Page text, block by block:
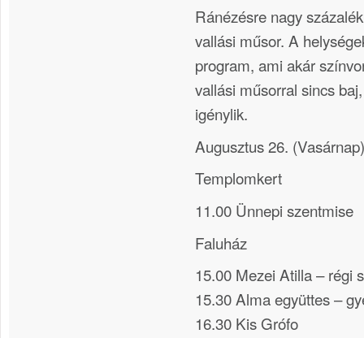
Ránézésre nagy
vallási műsor. A
program, ami akár
vallási műsorral sincs
igénylik.
Augusztus 26. (Vasárnap)
Templomkert
11.00 Ünnepi szentmise
Faluház
15.00 Mezei Atilla – régi
15.30 Alma együttes –
16.30 Kis Grófo